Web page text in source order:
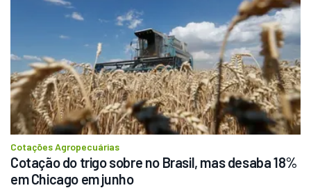
Cotações Agropecuárias
Cotação do trigo sobre no Brasil, mas desaba 18%
em Chicago em junho